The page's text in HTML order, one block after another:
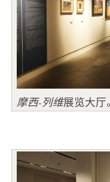
摩西-列维展览大厅。